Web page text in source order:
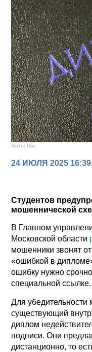
Фото: Нос
24 ИЮЛЯ 2025
Студентов
мошеннической
В Главном
Московской области
мошенники звонят
«ошибкой в
ошибку нужно
специальной ссылке.
Для
существующий
диплом
подписи. Они
дистанционно, то